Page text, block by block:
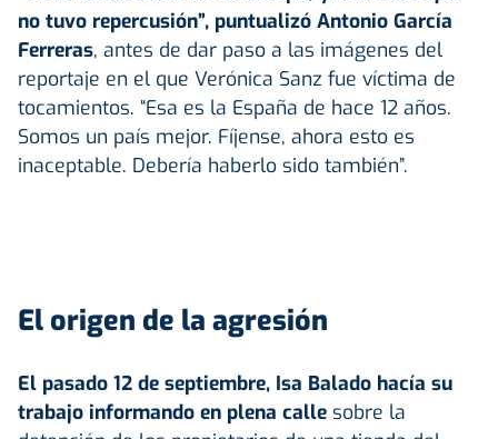
no tuvo repercusión”, puntualizó Antonio García
Ferreras, antes de dar paso a las imágenes del
reportaje en el que Verónica Sanz fue víctima de
tocamientos. “Esa es la España de hace 12 años.
Somos un país mejor. Fíjense, ahora esto es
inaceptable. Debería haberlo sido también”.
El origen de la agresión
El pasado 12 de septiembre, Isa Balado hacía su
trabajo informando en plena calle sobre la